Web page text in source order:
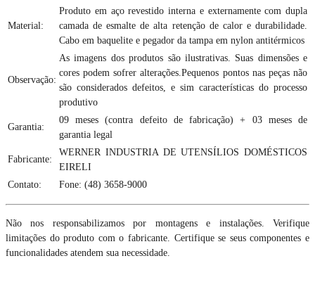
Material:
Produto em aço revestido interna e externamente com dupla
camada de esmalte de alta retenção de calor e durabilidade.
Cabo em baquelite e pegador da tampa em nylon antitérmicos
Observação:
As imagens dos produtos são ilustrativas. Suas dimensões e
cores podem sofrer alterações.Pequenos pontos nas peças não
são considerados defeitos, e sim características do processo
produtivo
Garantia:
09 meses (contra defeito de fabricação) + 03 meses de
garantia legal
Fabricante:
WERNER INDUSTRIA DE UTENSÍLIOS DOMÉSTICOS
EIRELI
Contato:
Fone: (48) 3658-9000
Não nos responsabilizamos por montagens e instalações. Verifique
limitações do produto com o fabricante. Certifique se seus componentes e
funcionalidades atendem sua necessidade.